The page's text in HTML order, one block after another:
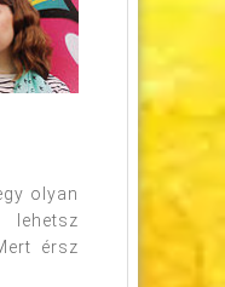
olyan
érsz